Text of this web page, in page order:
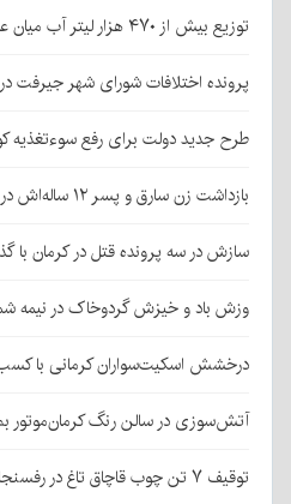
توزیع بیش از ۴۷۰ هزار لیتر آب میان عزاداران جامانده اربعین در کرمان
پرونده اختلافات شورای شهر جیرفت
طرح جدید دولت برای رفع سوءتغذیه
بازداشت زن سارق و پسر ۱۲ ساله‌اش در کرمان
سازش در سه پرونده قتل در کرمان با
وزش باد و خیزش گردوخاک در نیمه
درخشش اسکیت‌سواران کرمانی با
آتش‌سوزی در سالن رنگ کرمان‌موتور
توقیف ۷ تن چوب قاچاق تاغ در رفسنجان